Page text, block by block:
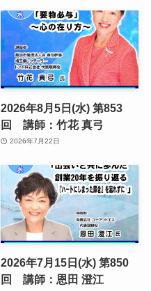
2026年8月5日(水) 第853
回 講師：竹花 真弓
2026年7月22日
2026年7月15日(水) 第850
回 講師：恩田 澄江